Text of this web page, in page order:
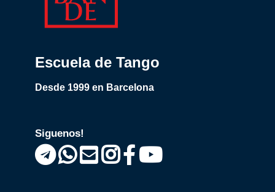
Escuela de Tango
Desde 1999 en Barcelona
Siguenos!